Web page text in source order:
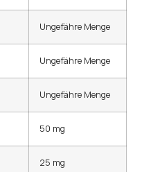
Ungefähre Menge
Ungefähre Menge
Ungefähre Menge
50 mg
25 mg